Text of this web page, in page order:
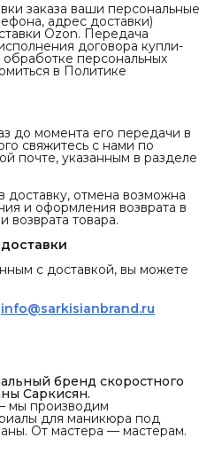
заказа ваши персональные
адрес доставки)
Ozon. Передача
договора купли-
персональных
в Политике
до момента его передачи в
свяжитесь с нами по
почте, указанным в разделе
доставку, отмена возможна
и оформления возврата в
возврата товара.
с доставкой, вы можете
info@sarkisianbrand.ru
бренд скоростного
Саркисян.
мы производим
для маникюра под
От мастера — мастерам.